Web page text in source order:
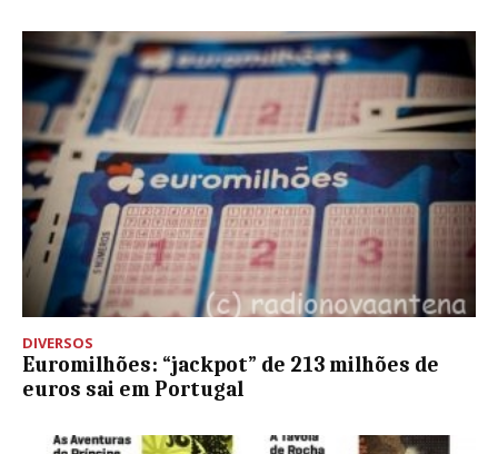
DIVERSOS
Euromilhões: “jackpot” de 213 milhões de
euros sai em Portugal